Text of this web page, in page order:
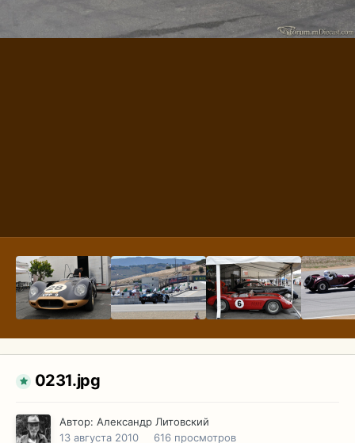
0231.jpg
Автор: Александр Литовский
13 августа 2010
616 просмотров